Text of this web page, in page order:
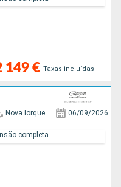
149 € Taxas incluídas
Nova Iorque 06/09/2026
completa